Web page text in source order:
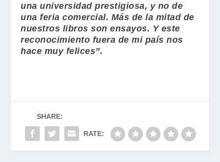
una universidad prestigiosa, y no de
una feria comercial. Más de la mitad de
nuestros libros son ensayos. Y este
reconocimiento fuera de mi país nos
hace muy felices”.
SHARE:
RATE: